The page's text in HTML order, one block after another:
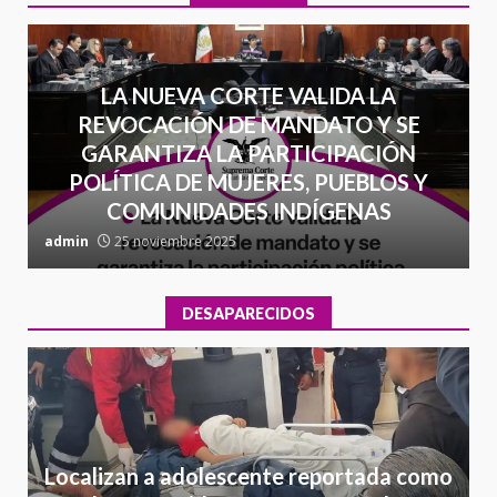
LA NUEVA CORTE VALIDA LA
REVOCACIÓN DE MANDATO Y SE
GARANTIZA LA PARTICIPACIÓN
POLÍTICA DE MUJERES, PUEBLOS Y
COMUNIDADES INDÍGENAS
admin 25 noviembre 2025
DESAPARECIDOS
Localizan a adolescente reportada como